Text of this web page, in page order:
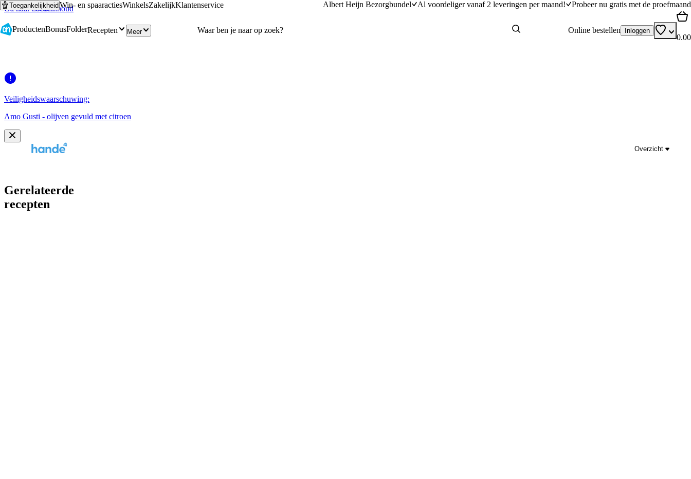
Ga naar hoofdinhoud
Ga naar zoeken
ToegankelijkheidWin- en spaaractiesWinkelsZakelijkKlantenservice Albert Heijn Bezorgbundel Al voordeliger vanaf 2 leveringen per maand! Probeer nu gratis met de proefmaand
ProductenBonusFolderRecepten Meer Online bestellen Inloggen
0.00
Veiligheidswaarschuwing:
Amo Gusti - olijven gevuld met citroen
Overzicht
Gerelateerde
recepten